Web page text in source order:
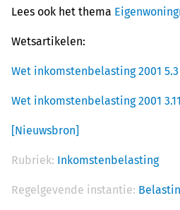
Lees ook het thema
Wetsartikelen:
Wet inkomstenbelasting 2001 5.3
Wet inkomstenbelasting 2001
[Nieuwsbron]
Rubriek: Inkomstenbelasting
Regelgevende instantie: